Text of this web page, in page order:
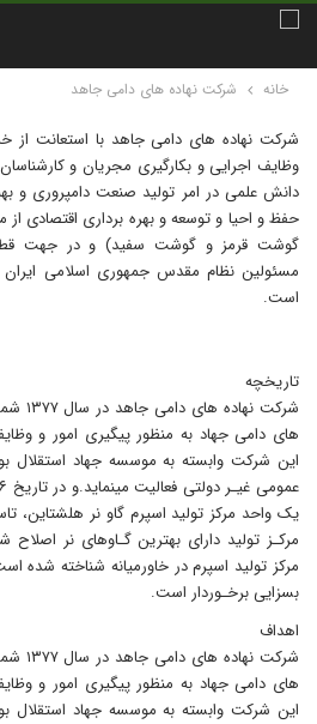
خانه شرکت نهاده های دامی جاهد
شرکت نهاده های دامی جاهد با استعانت از
وظایف اجرایی و بکارگیری مجریان و
دانش علمی در امر تولید صنعت دامپروری و
حفظ و احیا و توسعه و بهره برداری اقتصادی از
گوشت قرمز و گوشت سفید) و در جهت قطع
مسئولین نظام مقدس جمهوری اسلامی ایران
است.
تاریخچه
های دامی جهاد به منظور پیگیری امور و
این شرکت وابسته به موسسه جهاد استقلال
یک واحد مرکز تولید اسپرم گاو نر هلشتاین،
مرکـز تولید دارای بهترین گـاوهای نر
مرکز تولید اسپرم در خاورمیانه شناخته شده
بسزایی برخـوردار است.
اهداف
های دامی جهاد به منظور پیگیری امور و
این شرکت وابسته به موسسه جهاد استقلال